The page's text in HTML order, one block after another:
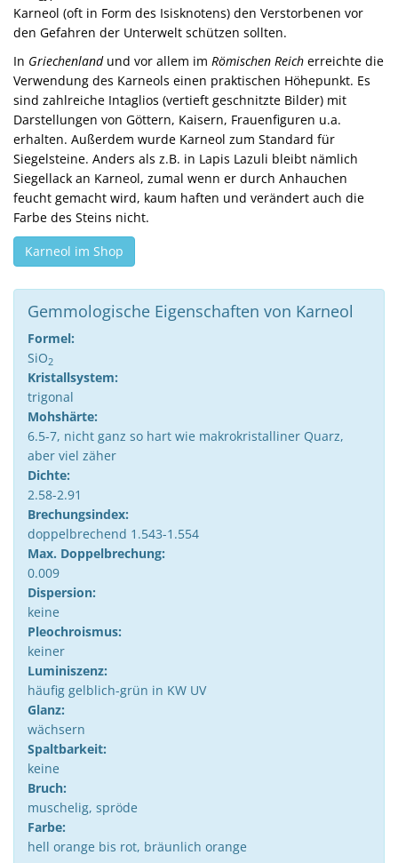
Karneol (oft in Form des Isisknotens) den Verstorbenen vor
den Gefahren der Unterwelt schützen sollten.
In Griechenlandund vor allem im Römischen Reich erreichte die
Verwendung des Karneols einen praktischen Höhepunkt. Es
sind zahlreiche Intaglios (vertieft geschnitzte Bilder) mit
Darstellungen von Göttern, Kaisern, Frauenfiguren u.a.
erhalten. Außerdem wurde Karneol zum Standard für
Siegelsteine. Anders als z.B. in Lapis Lazuli bleibt nämlich
Siegellack an Karneol, zumal wenn er durch Anhauchen
feucht gemacht wird, kaum haften und verändert auch die
Farbe des Steins nicht.
Karneol im Shop
Gemmologische Eigenschaften von Karneol
Formel:
SiO2
Kristallsystem:
trigonal
Mohshärte:
6.5-7, nicht ganz so hart wie makrokristalliner Quarz,
aber viel zäher
Dichte:
2.58-2.91
Brechungsindex:
doppelbrechend 1.543-1.554
Max. Doppelbrechung:
0.009
Dispersion:
keine
Pleochroismus:
keiner
Luminiszenz:
häufig gelblich-grün in KW UV
Glanz:
wächsern
Spaltbarkeit:
keine
Bruch:
muschelig, spröde
Farbe:
hell orange bis rot, bräunlich orange